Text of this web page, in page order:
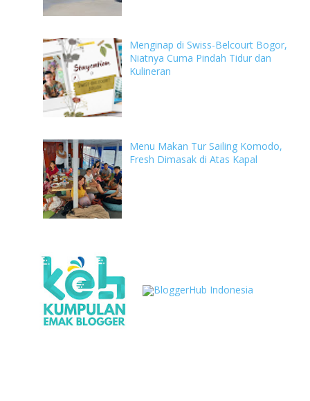
Menginap di Swiss-Belcourt Bogor,
Niatnya Cuma Pindah Tidur dan
Kulineran
Menu Makan Tur Sailing Komodo,
Fresh Dimasak di Atas Kapal